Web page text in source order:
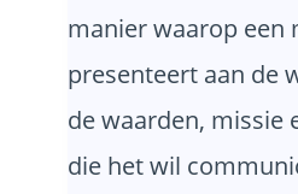
manier waarop een
presenteert aan de
de waarden, missie
die het wil